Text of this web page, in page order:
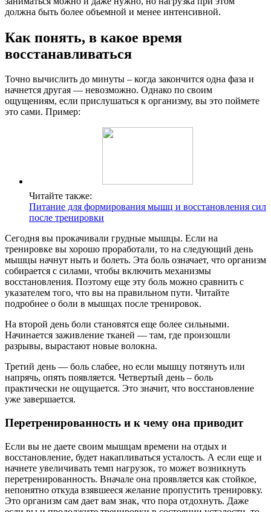
должна быть более объемной и менее интенсивной.
Как понять, в какое время
восстанавливаться
Точно вычислить до минуты – когда закончится одна фаза и
начнется другая — невозможно. Однако по своим
ощущениям, если прислушаться к организму, вы это поймете
это сами. Пример:
Читайте также:
Питание для формирования мышц и восстановления сил
после тренировки
Сегодня вы прокачивали грудные мышцы. Если на
тренировке вы хорошо проработали, то на следующий день
мышцы начнут ныть и болеть. Эта боль означает, что организм
собирается с силами, чтобы включить механизмы
восстановления. Поэтому еще эту боль можно сравнить с
указателем того, что вы на правильном пути. Читайте
подробнее о боли в мышцах после тренировок.
На второй день боли становятся еще более сильными.
Начинается заживление тканей — там, где произошли
разрывы, вырастают новые волокна.
Третий день — боль слабее, но если мышцу потянуть или
напрячь, опять появляется. Четвертый день – боль
практически не ощущается. Это значит, что восстановление
уже завершается.
Перетренированность и к чему она приводит
Если вы не даете своим мышцам времени на отдых и
восстановление, будет накапливаться усталость. А если еще и
начнете увеличивать темп нагрузок, то может возникнуть
перетренированность. Вначале она проявляется как стойкое,
непонятно откуда взявшееся желание пропустить тренировку.
Это организм сам дает вам знак, что пора отдохнуть. Даже